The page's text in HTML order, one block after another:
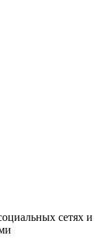
сетях и